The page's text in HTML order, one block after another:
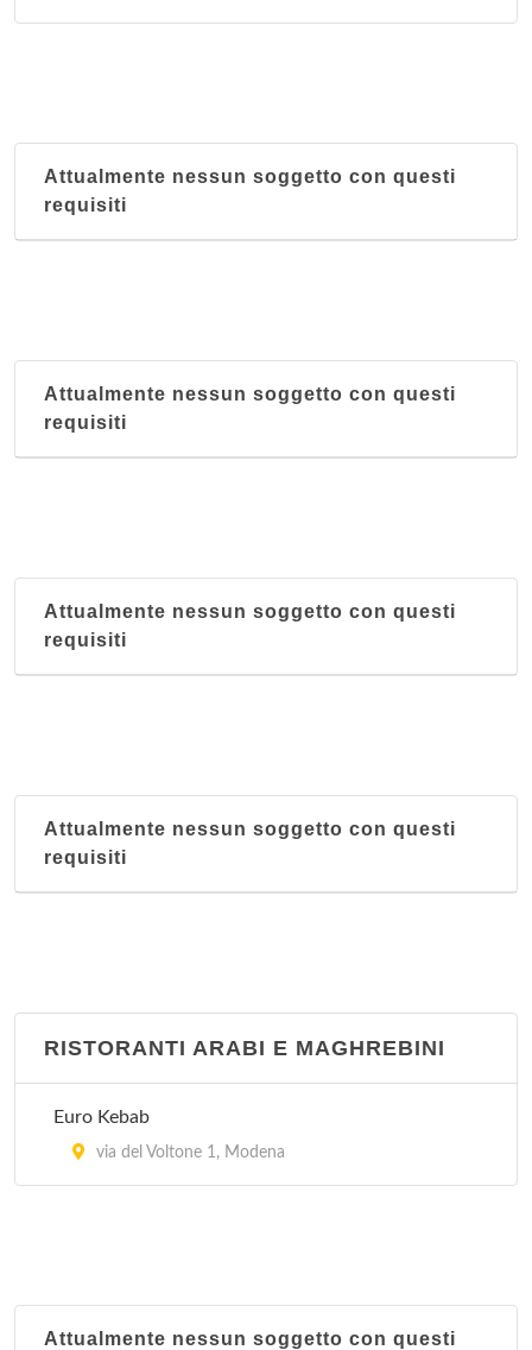
Attualmente nessun soggetto con questi
requisiti
Attualmente nessun soggetto con questi
requisiti
Attualmente nessun soggetto con questi
requisiti
Attualmente nessun soggetto con questi
requisiti
RISTORANTI ARABI E MAGHREBINI
Euro Kebab
via del Voltone 1, Modena
Attualmente nessun soggetto con questi